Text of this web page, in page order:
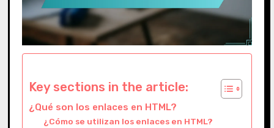
Key sections in the article:
¿Qué son los enlaces en HTML?
¿Cómo se utilizan los enlaces en HTML?